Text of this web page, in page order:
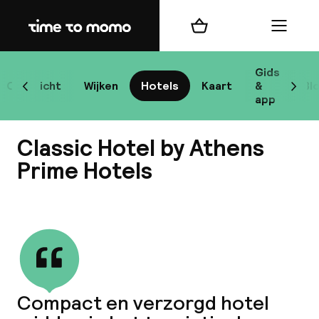
Home
Overzicht Wijken Hotels Kaart
Gids
&
app
Scroll naar links
Winkelmand Menu
Classic Hotel by Athens
Prime Hotels
Compact en verzorgd hotel